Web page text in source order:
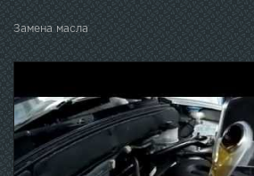
Замена масла